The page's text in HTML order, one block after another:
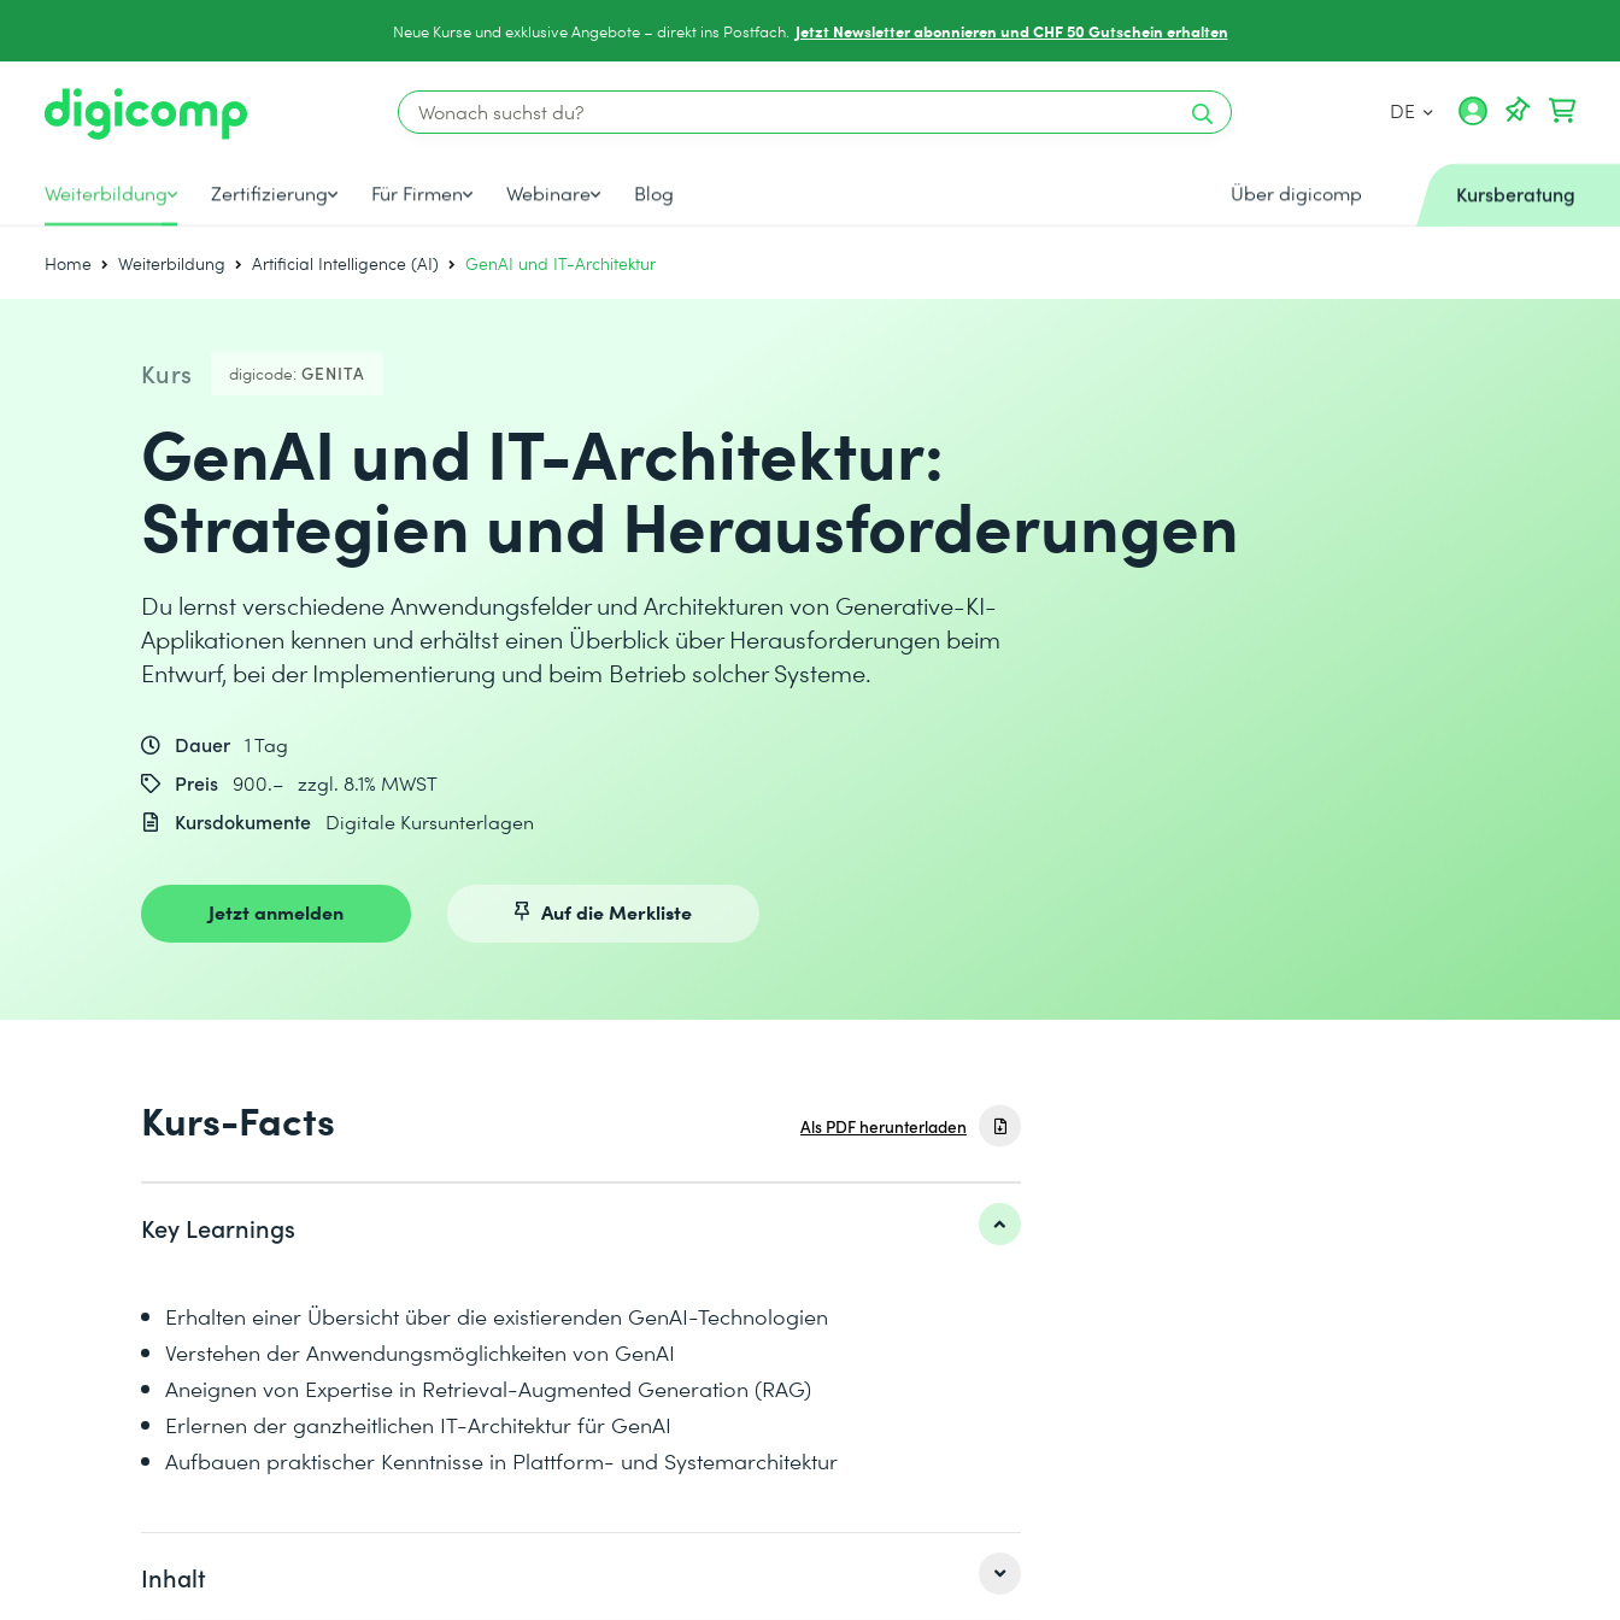
Neue Kurse und exklusive Angebote – direkt ins Postfach. Jetzt Newsletter abonnieren und CHF 50 Gutschein erhalten
DE
Weiterbildung Zertifizierung Für Firmen Webinare Blog Über digicomp Kursberatung
Home Weiterbildung Artificial Intelligence (AI) GenAI und IT-Architektur
Kurs digicode: GENITA
GenAI und IT-Architektur:
Strategien und Herausforderungen
Du lernst verschiedene Anwendungsfelder und Architekturen von Generative-KI-
Applikationen kennen und erhältst einen Überblick über Herausforderungen beim
Entwurf, bei der Implementierung und beim Betrieb solcher Systeme.
Dauer 1 Tag
Preis
900.– zzgl. 8.1% MWST
Kursdokumente
Digitale Kursunterlagen
Jetzt anmelden Auf die Merkliste
Kurs-Facts Als PDF herunterladen
Key Learnings
Erhalten einer Übersicht über die existierenden GenAI-Technologien
Verstehen der Anwendungsmöglichkeiten von GenAI
Aneignen von Expertise in Retrieval-Augmented Generation (RAG)
Erlernen der ganzheitlichen IT-Architektur für GenAI
Aufbauen praktischer Kenntnisse in Plattform- und Systemarchitektur
Inhalt